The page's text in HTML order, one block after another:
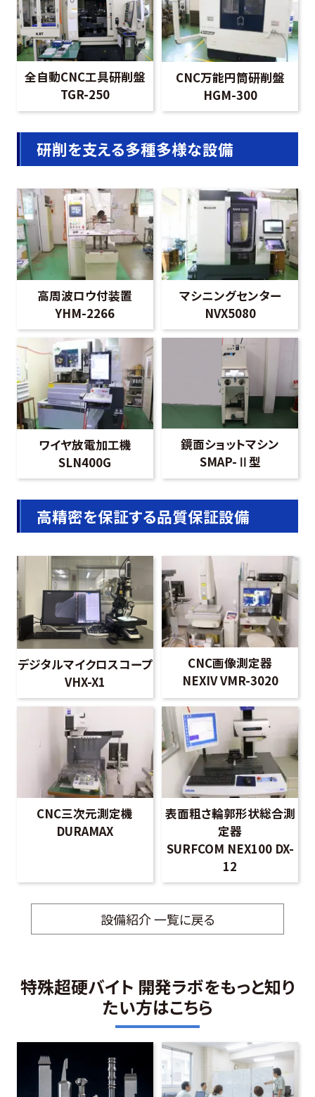
全自動CNC工具研削盤
TGR-250
CNC万能円筒研削盤
HGM-300
研削を支える多種多様な設備
高周波ロウ付装置
YHM-2266
マシニングセンター
NVX5080
ワイヤ放電加工機
SLN400G
鏡面ショットマシン
SMAP-Ⅱ型
高精密を保証する品質保証設備
デジタルマイクロスコープ
VHX-X1
CNC画像測定器
NEXIV VMR-3020
CNC三次元測定機
DURAMAX
表面粗さ輪郭形状総合測
定器
SURFCOM NEX100 DX-
12
設備紹介 一覧に戻る
特殊超硬バイト 開発ラボをもっと知り
たい方はこちら